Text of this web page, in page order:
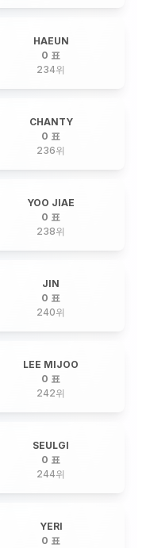
HAEUN
0 표
234위
CHANTY
0 표
236위
YOO JIAE
0 표
238위
JIN
0 표
240위
LEE MIJOO
0 표
242위
SEULGI
0 표
244위
YERI
0 표